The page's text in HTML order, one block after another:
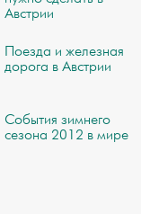
Австрии
Поезда и железная
дорога в Австрии
События зимнего
сезона 2012 в мире